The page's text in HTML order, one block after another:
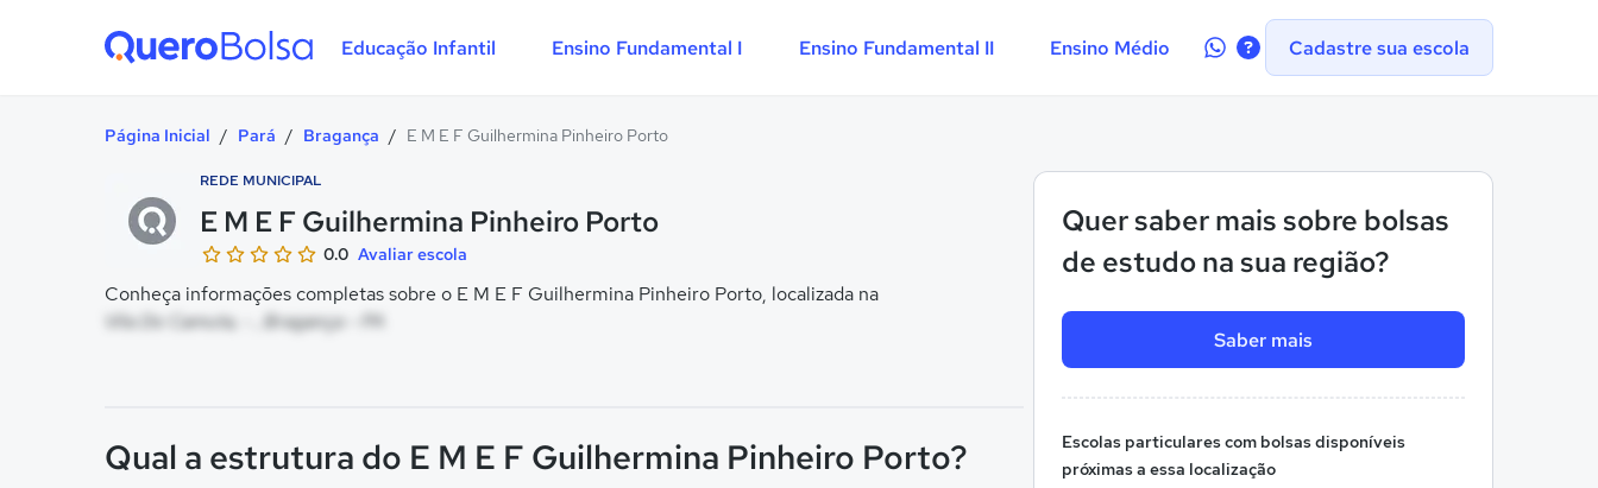
Educação Infantil Ensino Fundamental I Ensino Fundamental II Ensino Médio
Contate-Cadastre sua escola
Página Inicial / Pará / Bragança / E M E F Guilhermina Pinheiro Porto
REDE MUNICIPAL
E M E F Guilhermina Pinheiro Porto
0.0 Avaliar escola
Conheça informações completas sobre o E M E F Guilhermina Pinheiro Porto, localizada na
Vila Do Camuta, - , Bragança - PA
Quer saber mais sobre bolsas
de estudo na sua região?
Saber mais
Escolas particulares com bolsas disponíveis
próximas a essa localização
Qual a estrutura do E M E F Guilhermina Pinheiro Porto?